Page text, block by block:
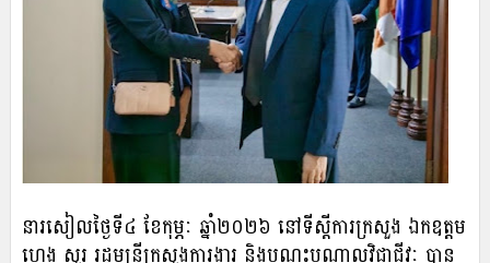
នារសៀលថ្ងៃទី៤ ខែកុម្ភៈ ឆ្នាំ២០២៦ នៅទីស្តីការក្រសួង ឯកឧត្តម